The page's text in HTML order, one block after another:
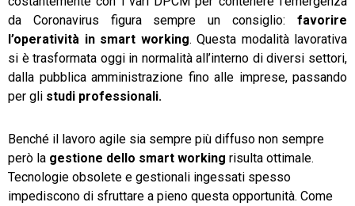
da Coronavirus figura sempre un consiglio: favorire
l’operatività in smart working. Questa modalità lavorativa
si è trasformata oggi in normalità all’interno di diversi settori,
dalla pubblica amministrazione fino alle imprese, passando
per gli studi professionali.
Benché il lavoro agile sia sempre più diffuso non sempre
però la gestione dello smart working risulta ottimale.
Tecnologie obsolete e gestionali ingessati spesso
impediscono di sfruttare a pieno questa opportunità. Come